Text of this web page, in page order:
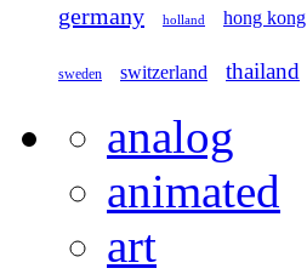
germany holland hong kong
sweden switzerland thailand
analog
animated
art